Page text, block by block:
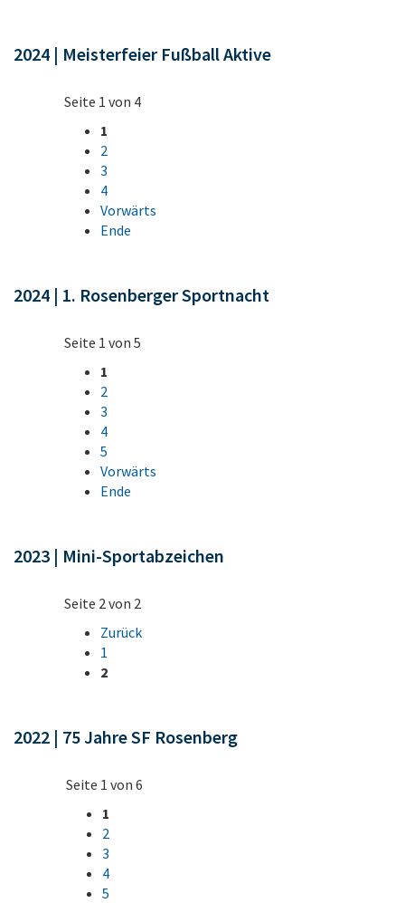
2024 | Meisterfeier Fußball Aktive
Seite 1 von 4
1
2
3
4
Vorwärts
Ende
2024 | 1. Rosenberger Sportnacht
Seite 1 von 5
1
2
3
4
5
Vorwärts
Ende
2023 | Mini-Sportabzeichen
Seite 2 von 2
Zurück
1
2
2022 | 75 Jahre SF Rosenberg
Seite 1 von 6
1
2
3
4
5